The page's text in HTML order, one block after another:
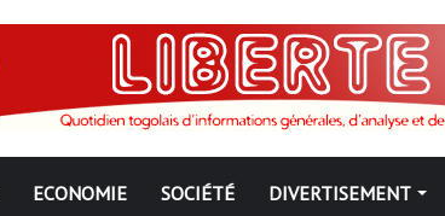
ECONOMIE SOCIÉTÉ DIVERTISEMENT